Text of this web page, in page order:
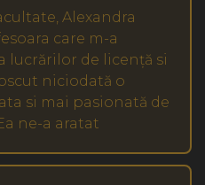
Alexandra
care m-a
lucrărilor de licență si
niciodată o
si mai pasionată de
ne-a aratat